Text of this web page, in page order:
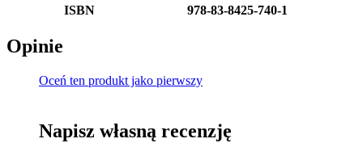
ISBN
978-83-8425-740-1
Opinie
Oceń ten produkt jako pierwszy
Napisz własną recenzję